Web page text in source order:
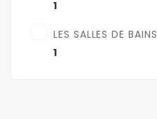
1
LES SALLES DE BAINS
1